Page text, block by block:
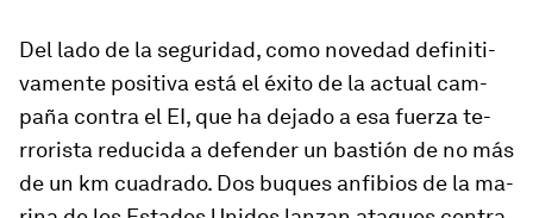
Del lado de la se­gu­ri­dad, como no­vedad de­fi­ni­ti­
va­mente po­si­tiva está el éxito de la ac­tual cam­
paña contra el EI, que ha de­jado a esa fuerza te­
rro­rista re­du­cida a de­fender un bas­tión de no más
de un km cua­drado. Dos bu­ques an­fi­bios de la ma­